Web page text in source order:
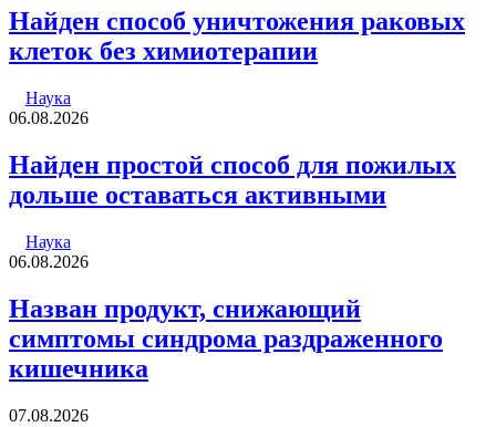
Найден способ уничтожения раковых
клеток без химиотерапии
Наука
06.08.2026
Найден простой способ для пожилых
дольше оставаться активными
Наука
06.08.2026
Назван продукт, снижающий
симптомы синдрома раздраженного
кишечника
07.08.2026